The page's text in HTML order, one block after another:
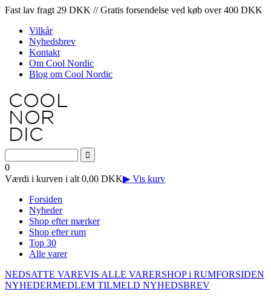
Fast lav fragt 29 DKK // Gratis forsendelse ved køb over 400 DKK
Vilkår
Nyhedsbrev
Kontakt
Om Cool Nordic
Blog om Cool Nordic
0
Værdi i kurven i alt 0,00 DKK▶ Vis kurv
Forsiden
Nyheder
Shop efter mærker
Shop efter rum
Top 30
Alle varer
NEDSATTE VAREVIS ALLE VARERSHOP i RUMFORSIDEN
NYHEDERMEDLEM TILMELD NYHEDSBREV